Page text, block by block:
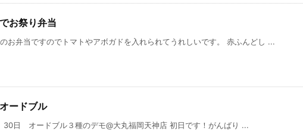
お祭り弁当
お弁当ですのでトマトやアボガドを入れられてうれしいです。 赤ふんどし ...
ードブル
30日 オードブル３種のデモ@大丸福岡天神店 初日です！がんばり ...